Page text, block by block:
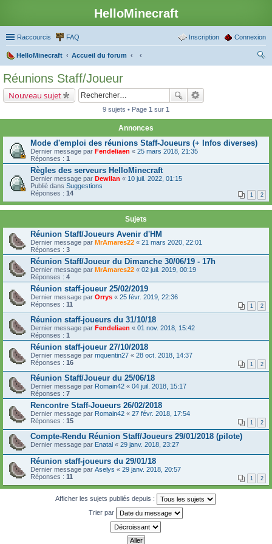
HelloMinecraft
Raccourcis FAQ Connexion
Inscription
HelloMinecraft
Accueil du forum
Réunions Staff/Joueur
Nouveau sujet
9 sujets • Page 1 sur 1
Annonces
Mode d'emploi des réunions Staff-Joueurs (+ Infos diverses)
Dernier message par Fendeliaen « 25 mars 2018, 21:35
Réponses : 1
Règles des serveurs HelloMinecraft
Dernier message par Dewilan « 10 juil. 2022, 01:15
Publié dans Suggestions
Réponses : 14 1 2
Sujets
Réunion Staff/Joueurs Avenir d'HM
Dernier message par MrAmares22 « 21 mars 2020, 22:01
Réponses : 3
Réunion Staff/Joueur du Dimanche 30/06/19 - 17h
Dernier message par MrAmares22 « 02 juil. 2019, 00:19
Réponses : 4
Réunion staff-joueur 25/02/2019
Dernier message par Orrys « 25 févr. 2019, 22:36
Réponses : 11 1 2
Réunion staff-joueurs du 31/10/18
Dernier message par Fendeliaen « 01 nov. 2018, 15:42
Réponses : 1
Réunion staff-joueur 27/10/2018
Dernier message par mquentin27 « 28 oct. 2018, 14:37
Réponses : 16 1 2
Réunion Staff/Joueur du 25/06/18
Dernier message par Romain42 « 04 juil. 2018, 15:17
Réponses : 7
Rencontre Staff-Joueurs 26/02/2018
Dernier message par Romain42 « 27 févr. 2018, 17:54
Réponses : 15 1 2
Compte-Rendu Réunion Staff/Joueurs 29/01/2018 (pilote)
Dernier message par Enatal « 29 janv. 2018, 23:27
Réunion staff-joueurs du 29/01/18
Dernier message par Aselys « 29 janv. 2018, 20:57
Réponses : 11 1 2
Afficher les sujets publiés depuis :
Trier par